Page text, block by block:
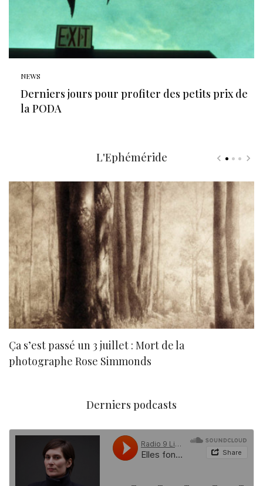
NEWS
Derniers jours pour profiter des petits prix de
la PODA
L'Ephéméride
Ça s’est passé un 3 juillet : Mort de la
photographe Rose Simmonds
Derniers podcasts